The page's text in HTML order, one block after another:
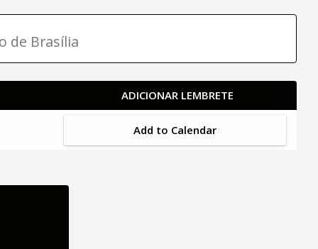
de Brasília
ADICIONAR LEMBRETE
Add to Calendar